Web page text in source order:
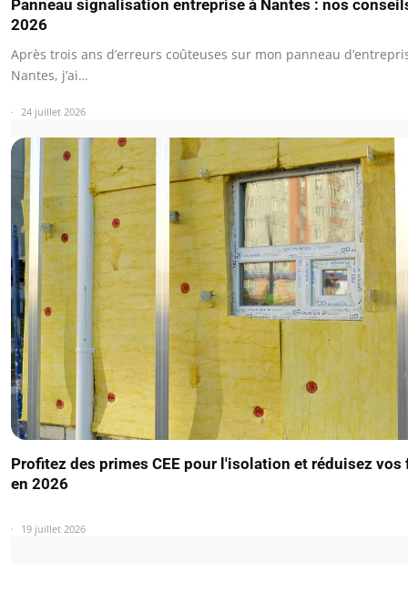
Panneau signalisation entreprise à Nantes : nos
2026
Après trois ans d’erreurs coûteuses sur mon panneau
Nantes, j’ai…
24 juillet 2026
Profitez des primes CEE pour l'isolation et réduisez vos
en 2026
19 juillet 2026